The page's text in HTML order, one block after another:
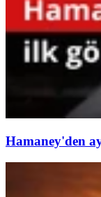
Hamaney'den